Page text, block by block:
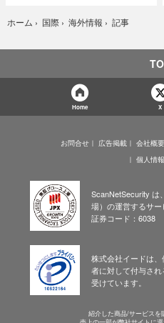
ホーム › 国際 › 海外情報 › 記事
Home X
お問合せ 広告掲載 会社概要
個人情
ScanNetSecurity は
場）の運営するサー
証券コード：6038
株式会社イードは
者に対して付与さ
受けています。
紹介した商品/サービスを